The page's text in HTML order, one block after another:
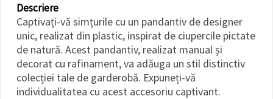
Descriere
Captivați-vă simțurile cu un pandantiv de designer
unic, realizat din plastic, inspirat de ciupercile pictate
de natură. Acest pandantiv, realizat manual și
decorat cu rafinament, va adăuga un stil distinctiv
colecției tale de garderobă. Expuneți-vă
individualitatea cu acest accesoriu captivant.